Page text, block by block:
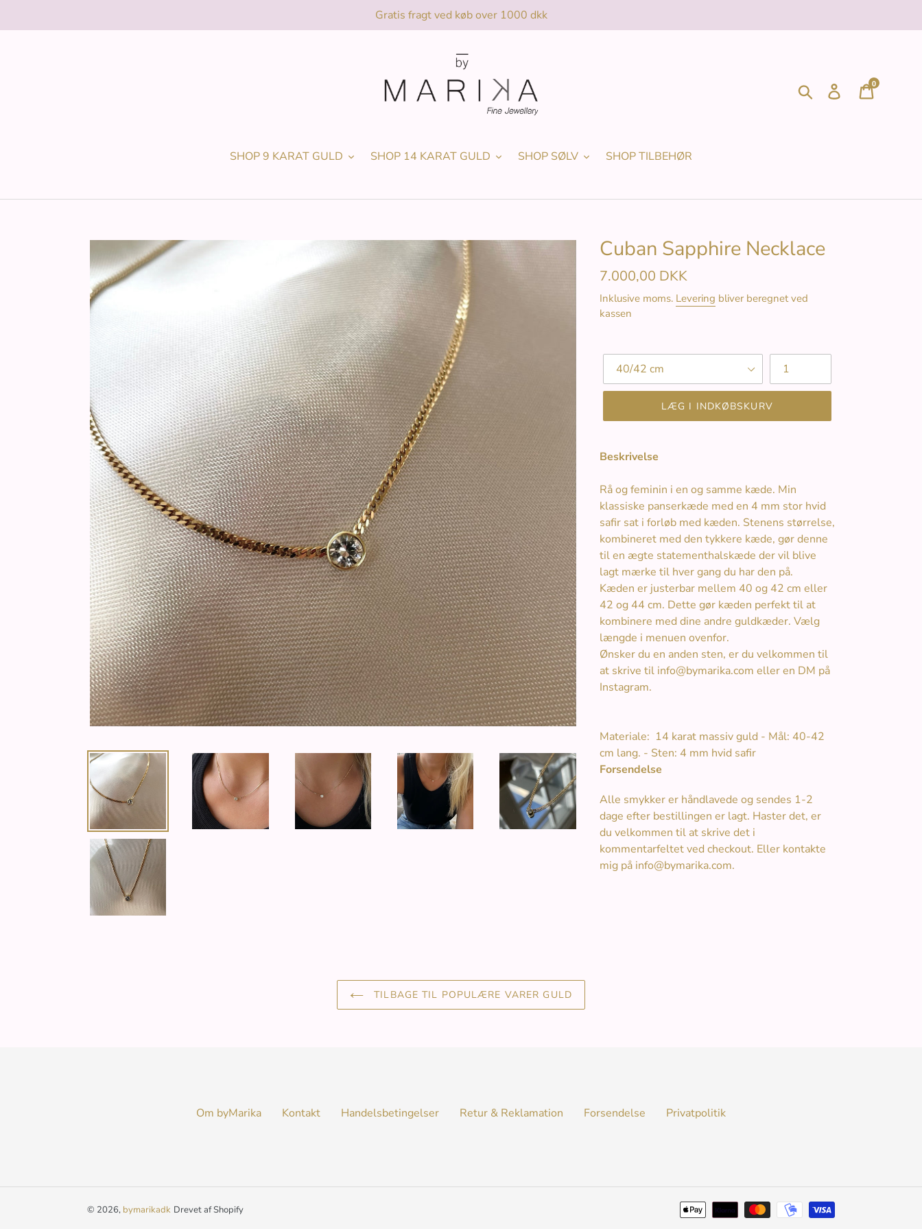
Gratis fragt ved køb over 1000 dkk
Søg Log ind
0
SHOP 9 KARAT GULD SHOP 14 KARAT GULD SHOP SØLV SHOP TILBEHØR
Cuban Sapphire Necklace
Normalpris
7.000,00 DKK
Inklusive moms. Levering bliver beregnet ved
kassen
Længde Antal
LÆG I INDKØBSKURV
Beskrivelse
Rå og feminin i en og samme kæde. Min
klassiske panserkæde med en 4 mm stor hvid
safir sat i forløb med kæden. Stenens størrelse,
kombineret med den tykkere kæde, gør denne
til en ægte statementhalskæde der vil blive
lagt mærke til hver gang du har den på.
Kæden er justerbar mellem 40 og 42 cm eller
42 og 44 cm. Dette gør kæden perfekt til at
kombinere med dine andre guldkæder. Vælg
længde i menuen ovenfor.
Ønsker du en anden sten, er du velkommen til
at skrive til info@bymarika.com eller en DM på
Instagram.
Materiale: 14 karat massiv guld - Mål: 40-42
cm lang. - Sten: 4 mm hvid safir
Forsendelse
Alle smykker er håndlavede og sendes 1-2
dage efter bestillingen er lagt. Haster det, er
du velkommen til at skrive det i
kommentarfeltet ved checkout. Eller kontakte
mig på info@bymarika.com.
TILBAGE TIL POPULÆRE VARER GULD
Om byMarika Kontakt Handelsbetingelser Retur & Reklamation Forsendelse Privatpolitik
© 2026, bymarikadk Drevet af Shopify